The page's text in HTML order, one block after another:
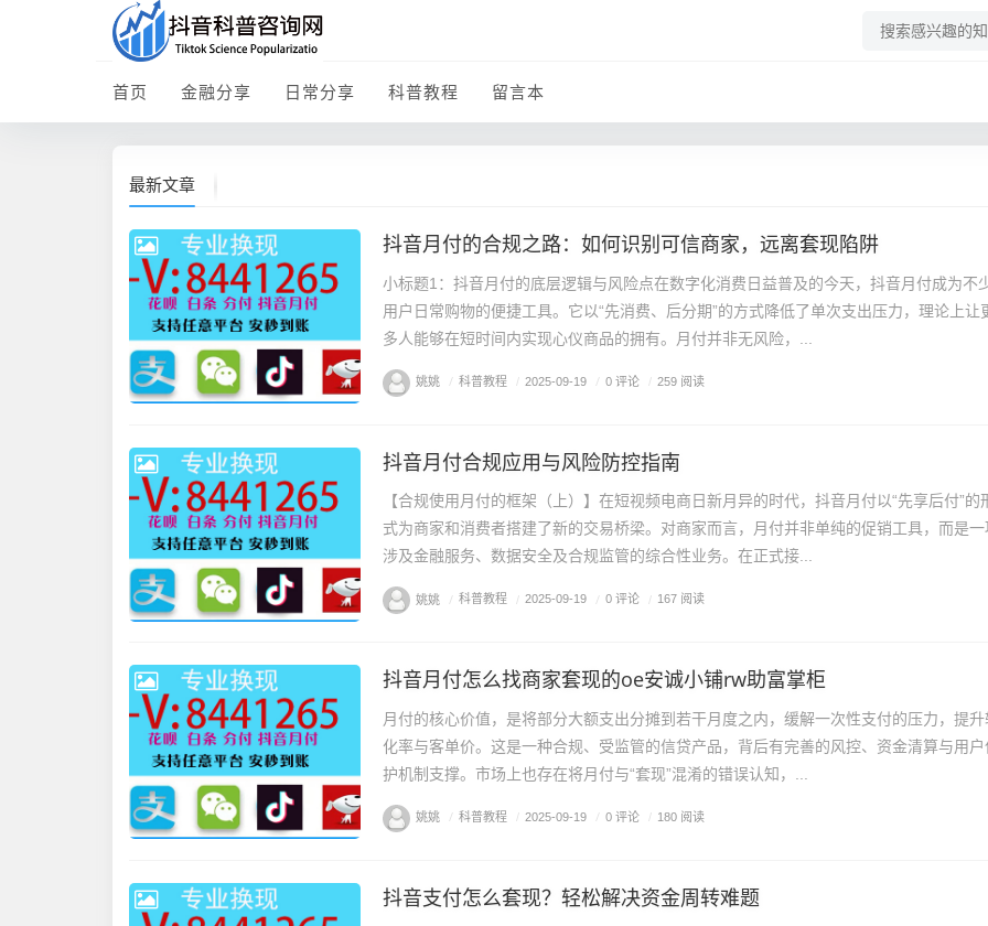
首页 金融分享 日常分享 科普教程 留言本
最新文章
抖音月付的合规之路：如何识别可信商家，远离套现陷阱
小标题1：抖音月付的底层逻辑与风险点在数字化消费日益普及的今天，抖音月付成为不
用户日常购物的便捷工具。它以“先消费、后分期”的方式降低了单次支出压力，理论上让
多人能够在短时间内实现心仪商品的拥有。月付并非无风险，...
姚姚 / 科普教程 / 2025-09-19 / 0 评论 / 259 阅读
抖音月付合规应用与风险防控指南
【合规使用月付的框架（上）】在短视频电商日新月异的时代，抖音月付以“先享后付”的
式为商家和消费者搭建了新的交易桥梁。对商家而言，月付并非单纯的促销工具，而是一
涉及金融服务、数据安全及合规监管的综合性业务。在正式接...
姚姚 / 科普教程 / 2025-09-19 / 0 评论 / 167 阅读
抖音月付怎么找商家套现的oe安诚小铺rw助富掌柜
月付的核心价值，是将部分大额支出分摊到若干月度之内，缓解一次性支付的压力，提升
化率与客单价。这是一种合规、受监管的信贷产品，背后有完善的风控、资金清算与用户
护机制支撑。市场上也存在将月付与“套现”混淆的错误认知，...
姚姚 / 科普教程 / 2025-09-19 / 0 评论 / 180 阅读
抖音支付怎么套现？轻松解决资金周转难题